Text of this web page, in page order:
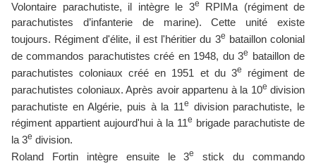
Volontaire parachutiste, il intègre le 3e
RPIMa (régiment de
parachutistes d’infanterie de marine). Cette unité existe
toujours. Régiment d'élite, il est l'héritier du 3e bataillon colonial
de commandos parachutistes créé en 1948, du 3e
bataillon de
parachutistes coloniaux créé en 1951 et du 3e
régiment de
parachutistes coloniaux. Après avoir appartenu à la 10e division
parachutiste en Algérie, puis à la 11e division parachutiste, le
régiment appartient aujourd'hui à la 11e brigade parachutiste de
la 3e division.
Roland Fortin intègre ensuite le 3e
stick du commando